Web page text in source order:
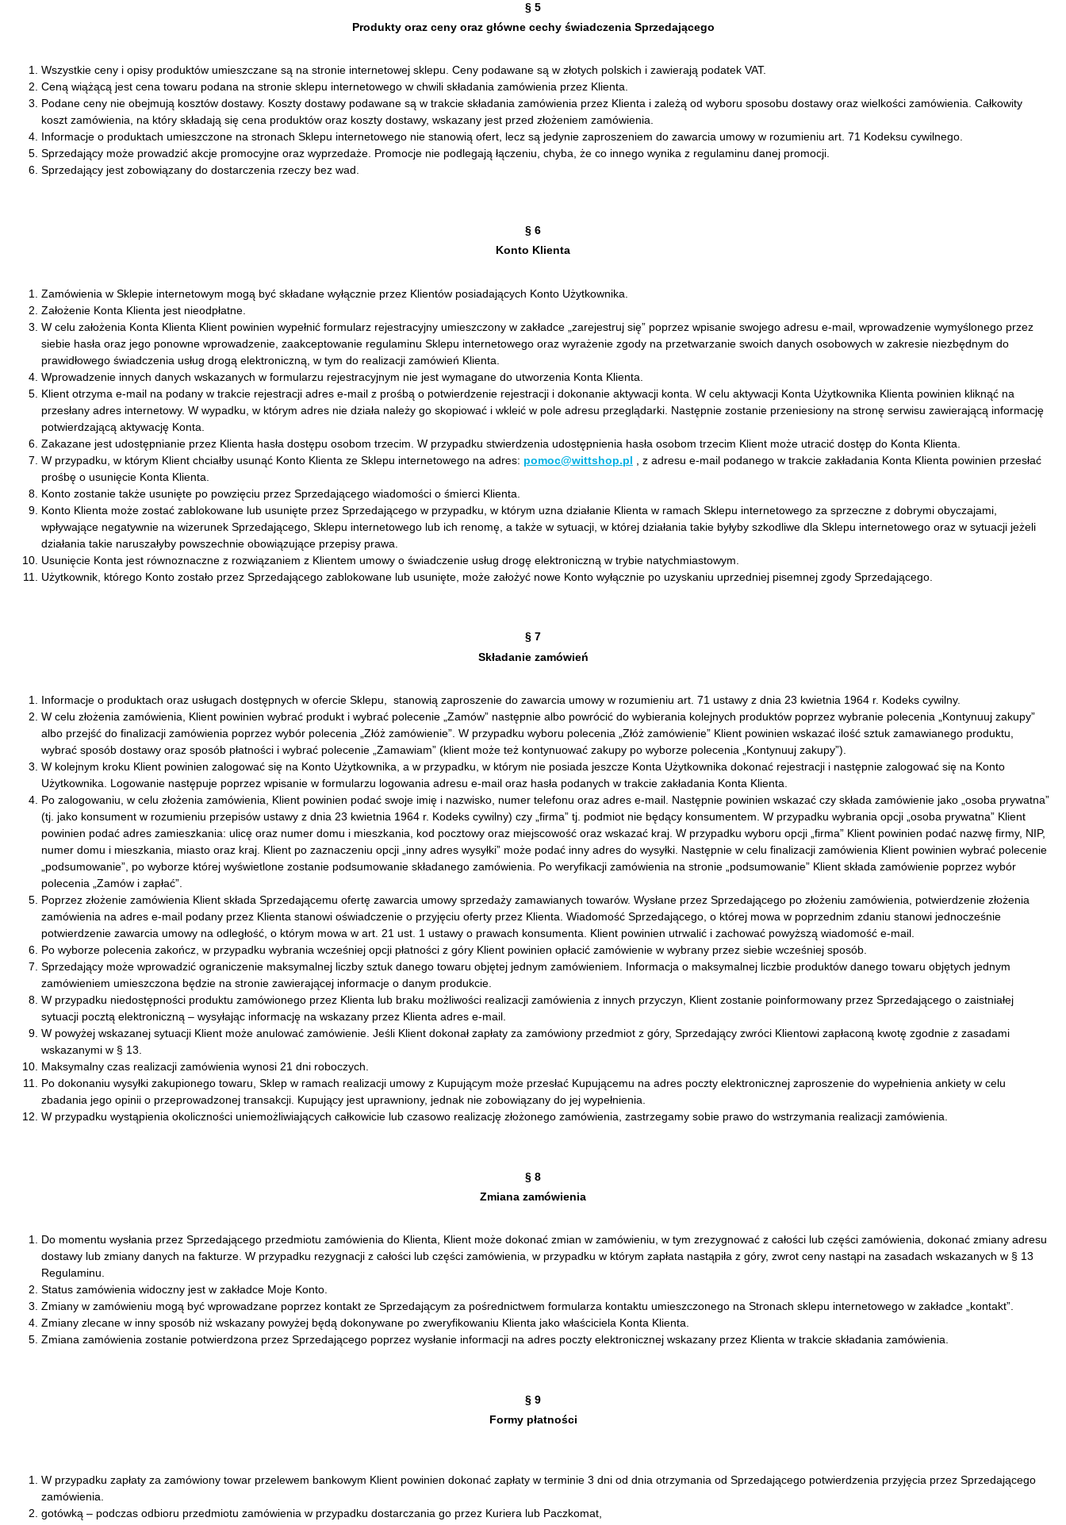
§ 5
Produkty oraz ceny oraz główne cechy świadczenia Sprzedającego
Wszystkie ceny i opisy produktów umieszczane są na stronie internetowej sklepu. Ceny podawane są w złotych polskich i zawierają podatek VAT.
Ceną wiążącą jest cena towaru podana na stronie sklepu internetowego w chwili składania zamówienia przez Klienta.
Podane ceny nie obejmują kosztów dostawy. Koszty dostawy podawane są w trakcie składania zamówienia przez Klienta i zależą od wyboru sposobu dostawy oraz wielkości zamówienia. Całkowity
koszt zamówienia, na który składają się cena produktów oraz koszty dostawy, wskazany jest przed złożeniem zamówienia.
Informacje o produktach umieszczone na stronach Sklepu internetowego nie stanowią ofert, lecz są jedynie zaproszeniem do zawarcia umowy w rozumieniu art. 71 Kodeksu cywilnego.
Sprzedający może prowadzić akcje promocyjne oraz wyprzedaże. Promocje nie podlegają łączeniu, chyba, że co innego wynika z regulaminu danej promocji.
Sprzedający jest zobowiązany do dostarczenia rzeczy bez wad.
§ 6
Konto Klienta
Zamówienia w Sklepie internetowym mogą być składane wyłącznie przez Klientów posiadających Konto Użytkownika.
Założenie Konta Klienta jest nieodpłatne.
W celu założenia Konta Klienta Klient powinien wypełnić formularz rejestracyjny umieszczony w zakładce „zarejestruj się” poprzez wpisanie swojego adresu e-mail, wprowadzenie wymyślonego przez
siebie hasła oraz jego ponowne wprowadzenie, zaakceptowanie regulaminu Sklepu internetowego oraz wyrażenie zgody na przetwarzanie swoich danych osobowych w zakresie niezbędnym do
prawidłowego świadczenia usług drogą elektroniczną, w tym do realizacji zamówień Klienta.
Wprowadzenie innych danych wskazanych w formularzu rejestracyjnym nie jest wymagane do utworzenia Konta Klienta.
Klient otrzyma e-mail na podany w trakcie rejestracji adres e-mail z prośbą o potwierdzenie rejestracji i dokonanie aktywacji konta. W celu aktywacji Konta Użytkownika Klienta powinien kliknąć na
przesłany adres internetowy. W wypadku, w którym adres nie działa należy go skopiować i wkleić w pole adresu przeglądarki. Następnie zostanie przeniesiony na stronę serwisu zawierającą informację
potwierdzającą aktywację Konta.
Zakazane jest udostępnianie przez Klienta hasła dostępu osobom trzecim. W przypadku stwierdzenia udostępnienia hasła osobom trzecim Klient może utracić dostęp do Konta Klienta.
W przypadku, w którym Klient chciałby usunąć Konto Klienta ze Sklepu internetowego na adres: pomoc@wittshop.pl , z adresu e-mail podanego w trakcie zakładania Konta Klienta powinien przesłać
prośbę o usunięcie Konta Klienta.
Konto zostanie także usunięte po powzięciu przez Sprzedającego wiadomości o śmierci Klienta.
Konto Klienta może zostać zablokowane lub usunięte przez Sprzedającego w przypadku, w którym uzna działanie Klienta w ramach Sklepu internetowego za sprzeczne z dobrymi obyczajami,
wpływające negatywnie na wizerunek Sprzedającego, Sklepu internetowego lub ich renomę, a także w sytuacji, w której działania takie byłyby szkodliwe dla Sklepu internetowego oraz w sytuacji jeżeli
działania takie naruszałyby powszechnie obowiązujące przepisy prawa.
Usunięcie Konta jest równoznaczne z rozwiązaniem z Klientem umowy o świadczenie usług drogę elektroniczną w trybie natychmiastowym.
Użytkownik, którego Konto zostało przez Sprzedającego zablokowane lub usunięte, może założyć nowe Konto wyłącznie po uzyskaniu uprzedniej pisemnej zgody Sprzedającego.
§ 7
Składanie zamówień
Informacje o produktach oraz usługach dostępnych w ofercie Sklepu, stanowią zaproszenie do zawarcia umowy w rozumieniu art. 71 ustawy z dnia 23 kwietnia 1964 r. Kodeks cywilny.
W celu złożenia zamówienia, Klient powinien wybrać produkt i wybrać polecenie „Zamów” następnie albo powrócić do wybierania kolejnych produktów poprzez wybranie polecenia „Kontynuuj zakupy”
albo przejść do finalizacji zamówienia poprzez wybór polecenia „Złóż zamówienie”. W przypadku wyboru polecenia „Złóż zamówienie” Klient powinien wskazać ilość sztuk zamawianego produktu,
wybrać sposób dostawy oraz sposób płatności i wybrać polecenie „Zamawiam” (klient może też kontynuować zakupy po wyborze polecenia „Kontynuuj zakupy”).
W kolejnym kroku Klient powinien zalogować się na Konto Użytkownika, a w przypadku, w którym nie posiada jeszcze Konta Użytkownika dokonać rejestracji i następnie zalogować się na Konto
Użytkownika. Logowanie następuje poprzez wpisanie w formularzu logowania adresu e-mail oraz hasła podanych w trakcie zakładania Konta Klienta.
Po zalogowaniu, w celu złożenia zamówienia, Klient powinien podać swoje imię i nazwisko, numer telefonu oraz adres e-mail. Następnie powinien wskazać czy składa zamówienie jako „osoba prywatna”
(tj. jako konsument w rozumieniu przepisów ustawy z dnia 23 kwietnia 1964 r. Kodeks cywilny) czy „firma” tj. podmiot nie będący konsumentem. W przypadku wybrania opcji „osoba prywatna” Klient
powinien podać adres zamieszkania: ulicę oraz numer domu i mieszkania, kod pocztowy oraz miejscowość oraz wskazać kraj. W przypadku wyboru opcji „firma” Klient powinien podać nazwę firmy, NIP,
numer domu i mieszkania, miasto oraz kraj. Klient po zaznaczeniu opcji „inny adres wysyłki” może podać inny adres do wysyłki. Następnie w celu finalizacji zamówienia Klient powinien wybrać polecenie
„podsumowanie”, po wyborze której wyświetlone zostanie podsumowanie składanego zamówienia. Po weryfikacji zamówienia na stronie „podsumowanie” Klient składa zamówienie poprzez wybór
polecenia „Zamów i zapłać”.
Poprzez złożenie zamówienia Klient składa Sprzedającemu ofertę zawarcia umowy sprzedaży zamawianych towarów. Wysłane przez Sprzedającego po złożeniu zamówienia, potwierdzenie złożenia
zamówienia na adres e-mail podany przez Klienta stanowi oświadczenie o przyjęciu oferty przez Klienta. Wiadomość Sprzedającego, o której mowa w poprzednim zdaniu stanowi jednocześnie
potwierdzenie zawarcia umowy na odległość, o którym mowa w art. 21 ust. 1 ustawy o prawach konsumenta. Klient powinien utrwalić i zachować powyższą wiadomość e-mail.
Po wyborze polecenia zakończ, w przypadku wybrania wcześniej opcji płatności z góry Klient powinien opłacić zamówienie w wybrany przez siebie wcześniej sposób.
Sprzedający może wprowadzić ograniczenie maksymalnej liczby sztuk danego towaru objętej jednym zamówieniem. Informacja o maksymalnej liczbie produktów danego towaru objętych jednym
zamówieniem umieszczona będzie na stronie zawierającej informacje o danym produkcie.
W przypadku niedostępności produktu zamówionego przez Klienta lub braku możliwości realizacji zamówienia z innych przyczyn, Klient zostanie poinformowany przez Sprzedającego o zaistniałej
sytuacji pocztą elektroniczną – wysyłając informację na wskazany przez Klienta adres e-mail.
W powyżej wskazanej sytuacji Klient może anulować zamówienie. Jeśli Klient dokonał zapłaty za zamówiony przedmiot z góry, Sprzedający zwróci Klientowi zapłaconą kwotę zgodnie z zasadami
wskazanymi w § 13.
Maksymalny czas realizacji zamówienia wynosi 21 dni roboczych.
Po dokonaniu wysyłki zakupionego towaru, Sklep w ramach realizacji umowy z Kupującym może przesłać Kupującemu na adres poczty elektronicznej zaproszenie do wypełnienia ankiety w celu
zbadania jego opinii o przeprowadzonej transakcji. Kupujący jest uprawniony, jednak nie zobowiązany do jej wypełnienia.
W przypadku wystąpienia okoliczności uniemożliwiających całkowicie lub czasowo realizację złożonego zamówienia, zastrzegamy sobie prawo do wstrzymania realizacji zamówienia.
§ 8
Zmiana zamówienia
Do momentu wysłania przez Sprzedającego przedmiotu zamówienia do Klienta, Klient może dokonać zmian w zamówieniu, w tym zrezygnować z całości lub części zamówienia, dokonać zmiany adresu
dostawy lub zmiany danych na fakturze. W przypadku rezygnacji z całości lub części zamówienia, w przypadku w którym zapłata nastąpiła z góry, zwrot ceny nastąpi na zasadach wskazanych w § 13
Regulaminu.
Status zamówienia widoczny jest w zakładce Moje Konto.
Zmiany w zamówieniu mogą być wprowadzane poprzez kontakt ze Sprzedającym za pośrednictwem formularza kontaktu umieszczonego na Stronach sklepu internetowego w zakładce „kontakt”.
Zmiany zlecane w inny sposób niż wskazany powyżej będą dokonywane po zweryfikowaniu Klienta jako właściciela Konta Klienta.
Zmiana zamówienia zostanie potwierdzona przez Sprzedającego poprzez wysłanie informacji na adres poczty elektronicznej wskazany przez Klienta w trakcie składania zamówienia.
§ 9
Formy płatności
W przypadku zapłaty za zamówiony towar przelewem bankowym Klient powinien dokonać zapłaty w terminie 3 dni od dnia otrzymania od Sprzedającego potwierdzenia przyjęcia przez Sprzedającego
zamówienia.
gotówką – podczas odbioru przedmiotu zamówienia w przypadku dostarczania go przez Kuriera lub Paczkomat,